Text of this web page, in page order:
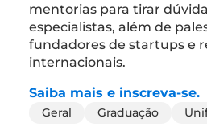
mentorias para tirar
especialistas, além de
fundadores de startups e
internacionais.
Saiba mais e inscreva-se.
Geral Graduação